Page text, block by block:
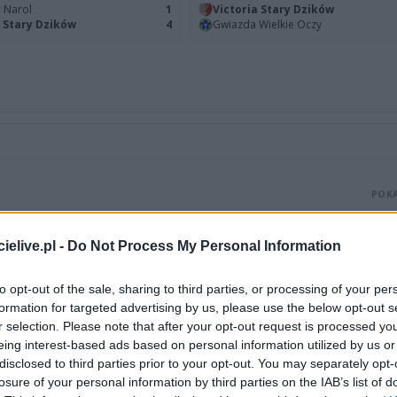
- Do Not Process My Personal Information
opt-out of the sale, sharing to third parties, or processing of your
for targeted advertising by us, please use the below opt-out
selection. Please note that after your opt-out request is processed
interest-based ads based on personal information utilized by us
to third parties prior to your opt-out. You may separately
of your personal information by third parties on the IAB’s list of
Narol
1
Dzików
4
Victoria Stary Dzików
Gwiazda Wielkie Oczy